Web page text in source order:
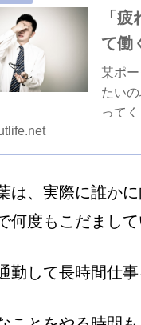
「
て働
某ポ
たい
って
は、実際に誰か
何度もこだまして
勤して長時間仕